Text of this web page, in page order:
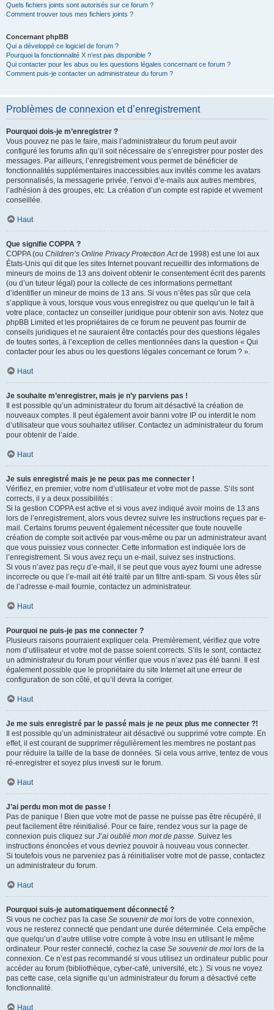
Quels fichiers joints sont autorisés sur ce forum ?
Comment trouver tous mes fichiers joints ?
Concernant phpBB
Qui a développé ce logiciel de forum ?
Pourquoi la fonctionnalité X n’est pas disponible ?
Qui contacter pour les abus ou les questions légales concernant ce forum ?
Comment puis-je contacter un administrateur du forum ?
Problèmes de connexion et d’enregistrement
Pourquoi dois-je m’enregistrer ?
Vous pouvez ne pas le faire, mais l’administrateur du forum peut avoir
configuré les forums afin qu’il soit nécessaire de s’enregistrer pour poster des
messages. Par ailleurs, l’enregistrement vous permet de bénéficier de
fonctionnalités supplémentaires inaccessibles aux invités comme les avatars
personnalisés, la messagerie privée, l’envoi d’e-mails aux autres membres,
l’adhésion à des groupes, etc. La création d’un compte est rapide et vivement
conseillée.
Haut
Que signifie COPPA ?
COPPA (ou Children’s Online Privacy Protection Actde 1998) est une loi aux
États-Unis qui dit que les sites Internet pouvant recueillir des informations de
mineurs de moins de 13 ans doivent obtenir le consentement écrit des parents
(ou d’un tuteur légal) pour la collecte de ces informations permettant
d’identifier un mineur de moins de 13 ans. Si vous n’êtes pas sûr que cela
s’applique à vous, lorsque vous vous enregistrez ou que quelqu’un le fait à
votre place, contactez un conseiller juridique pour obtenir son avis. Notez que
phpBB Limited et les propriétaires de ce forum ne peuvent pas fournir de
conseils juridiques et ne sauraient être contactés pour des questions légales
de toutes sortes, à l’exception de celles mentionnées dans la question « Qui
contacter pour les abus ou les questions légales concernant ce forum ? ».
Haut
Je souhaite m’enregistrer, mais je n’y parviens pas !
Il est possible qu’un administrateur du forum ait désactivé la création de
nouveaux comptes. Il peut également avoir banni votre IP ou interdit le nom
d’utilisateur que vous souhaitez utiliser. Contactez un administrateur du forum
pour obtenir de l’aide.
Haut
Je suis enregistré mais je ne peux pas me connecter !
Vérifiez, en premier, votre nom d’utilisateur et votre mot de passe. S’ils sont
corrects, il y a deux possibilités :
Si la gestion COPPA est active et si vous avez indiqué avoir moins de 13 ans
lors de l’enregistrement, alors vous devrez suivre les instructions reçues par e-
mail. Certains forums peuvent également nécessiter que toute nouvelle
création de compte soit activée par vous-même ou par un administrateur avant
que vous puissiez vous connecter. Cette information est indiquée lors de
l’enregistrement. Si vous avez reçu un e-mail, suivez ses instructions.
Si vous n’avez pas reçu d’e-mail, il se peut que vous ayez fourni une adresse
incorrecte ou que l’e-mail ait été traité par un filtre anti-spam. Si vous êtes sûr
de l’adresse e-mail fournie, contactez un administrateur.
Haut
Pourquoi ne puis-je pas me connecter ?
Plusieurs raisons pourraient expliquer cela. Premièrement, vérifiez que votre
nom d’utilisateur et votre mot de passe soient corrects. S’ils le sont, contactez
un administrateur du forum pour vérifier que vous n’avez pas été banni. Il est
également possible que le propriétaire du site Internet ait une erreur de
configuration de son côté, et qu’il devra la corriger.
Haut
Je me suis enregistré par le passé mais je ne peux plus me connecter ?!
Il est possible qu’un administrateur ait désactivé ou supprimé votre compte. En
effet, il est courant de supprimer régulièrement les membres ne postant pas
pour réduire la taille de la base de données. Si cela vous arrive, tentez de vous
ré-enregistrer et soyez plus investi sur le forum.
Haut
J’ai perdu mon mot de passe !
Pas de panique ! Bien que votre mot de passe ne puisse pas être récupéré, il
peut facilement être réinitialisé. Pour ce faire, rendez vous sur la page de
connexion puis cliquez sur J’ai oublié mon mot de passe. Suivez les
instructions énoncées et vous devriez pouvoir à nouveau vous connecter.
Si toutefois vous ne parveniez pas à réinitialiser votre mot de passe, contactez
un administrateur du forum.
Haut
Pourquoi suis-je automatiquement déconnecté ?
Si vous ne cochez pas la case Se souvenir de moi lors de votre connexion,
vous ne resterez connecté que pendant une durée déterminée. Cela empêche
que quelqu’un d’autre utilise votre compte à votre insu en utilisant le même
ordinateur. Pour rester connecté, cochez la case Se souvenir de moi lors de la
connexion. Ce n’est pas recommandé si vous utilisez un ordinateur public pour
accéder au forum (bibliothèque, cyber-café, université, etc.). Si vous ne voyez
pas cette case, cela signifie qu’un administrateur du forum a désactivé cette
fonctionnalité.
Haut